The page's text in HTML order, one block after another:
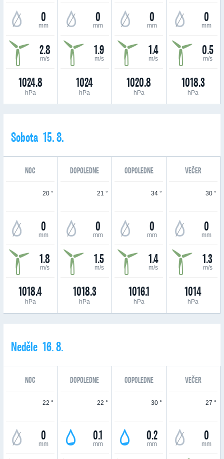
0
mm
2.8
m/s
1024.8
hPa
0
mm
1.9
m/s
1024
hPa
0
mm
1.4
m/s
1020.8
hPa
0
mm
0.5
m/s
1018.3
hPa
Sobota 15. 8.
NOC DOPOLEDNE ODPOLEDNE VEČER
20 °
0
mm
1.8
m/s
1018.4
hPa
21 °
0
mm
1.5
m/s
1018.3
hPa
34 °
0
mm
1.4
m/s
1016.1
hPa
30 °
0
mm
1.3
m/s
1014
hPa
Neděle 16. 8.
NOC DOPOLEDNE ODPOLEDNE VEČER
22 °
0
mm
22 °
0.1
mm
30 °
0.2
mm
27 °
0
mm